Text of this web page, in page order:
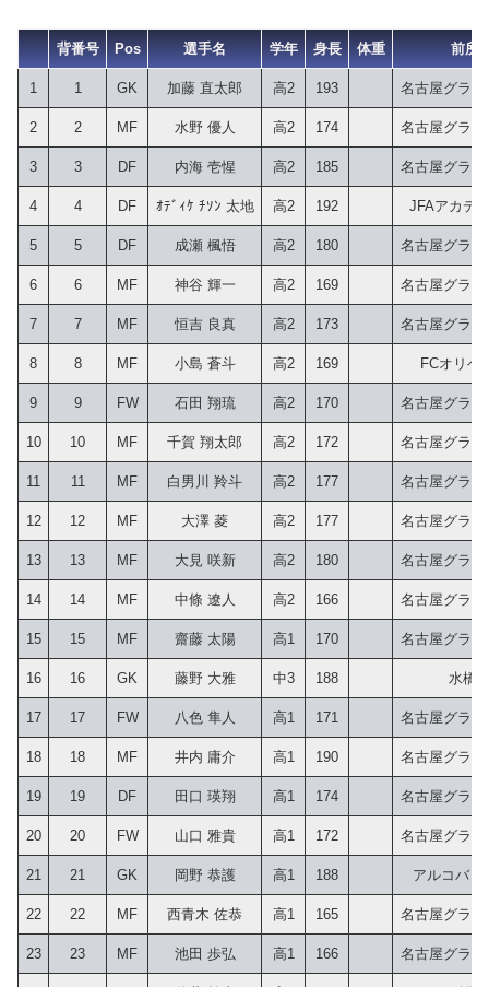
背番号 Pos 選手名 学年 身長 体重 前所
1 1 GK 加藤 直太郎 高2 193 名古屋グラン
2 2 MF 水野 優人 高2 174 名古屋グラン
3 3 DF 内海 壱惺 高2 185 名古屋グラン
4 4 DF ｵﾃﾞｨｹ ﾁｿﾝ 太地 高2 192 JFAアカデ
5 5 DF 成瀬 楓悟 高2 180 名古屋グラン
6 6 MF 神谷 輝一 高2 169 名古屋グラン
7 7 MF 恒吉 良真 高2 173 名古屋グラン
8 8 MF 小島 蒼斗 高2 169 FCオリベ
9 9 FW 石田 翔琉 高2 170 名古屋グラン
10 10 MF 千賀 翔太郎 高2 172 名古屋グラン
11 11 MF 白男川 羚斗 高2 177 名古屋グラン
12 12 MF 大澤 菱 高2 177 名古屋グラン
13 13 MF 大見 咲新 高2 180 名古屋グラン
14 14 MF 中條 遼人 高2 166 名古屋グラン
15 15 MF 齋藤 太陽 高1 170 名古屋グラン
16 16 GK 藤野 大雅 中3 188 水橋
17 17 FW 八色 隼人 高1 171 名古屋グラン
18 18 MF 井内 庸介 高1 190 名古屋グラン
19 19 DF 田口 瑛翔 高1 174 名古屋グラン
20 20 FW 山口 雅貴 高1 172 名古屋グラン
21 21 GK 岡野 恭護 高1 188 アルコバレ
22 22 MF 西青木 佐恭 高1 165 名古屋グラン
23 23 MF 池田 歩弘 高1 166 名古屋グラン